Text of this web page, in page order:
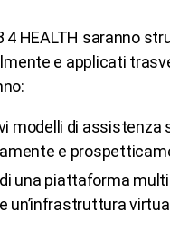
4 HEALTH saranno
e applicati
modelli di
e
una piattaforma
un’infrastruttura